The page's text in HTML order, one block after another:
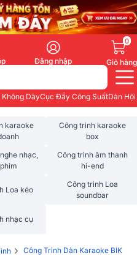
Đăng nhập
0
Giỏ hàng
DâyCục Đẩy Công SuấtDàn
karaoke
Công trình karaoke
box
nhạc,
Công trình âm thanh
hi-end
Loa kéo
Công trình Loa
soundbar
nhạc cụ
› Công Trình Dàn Karaoke BIK